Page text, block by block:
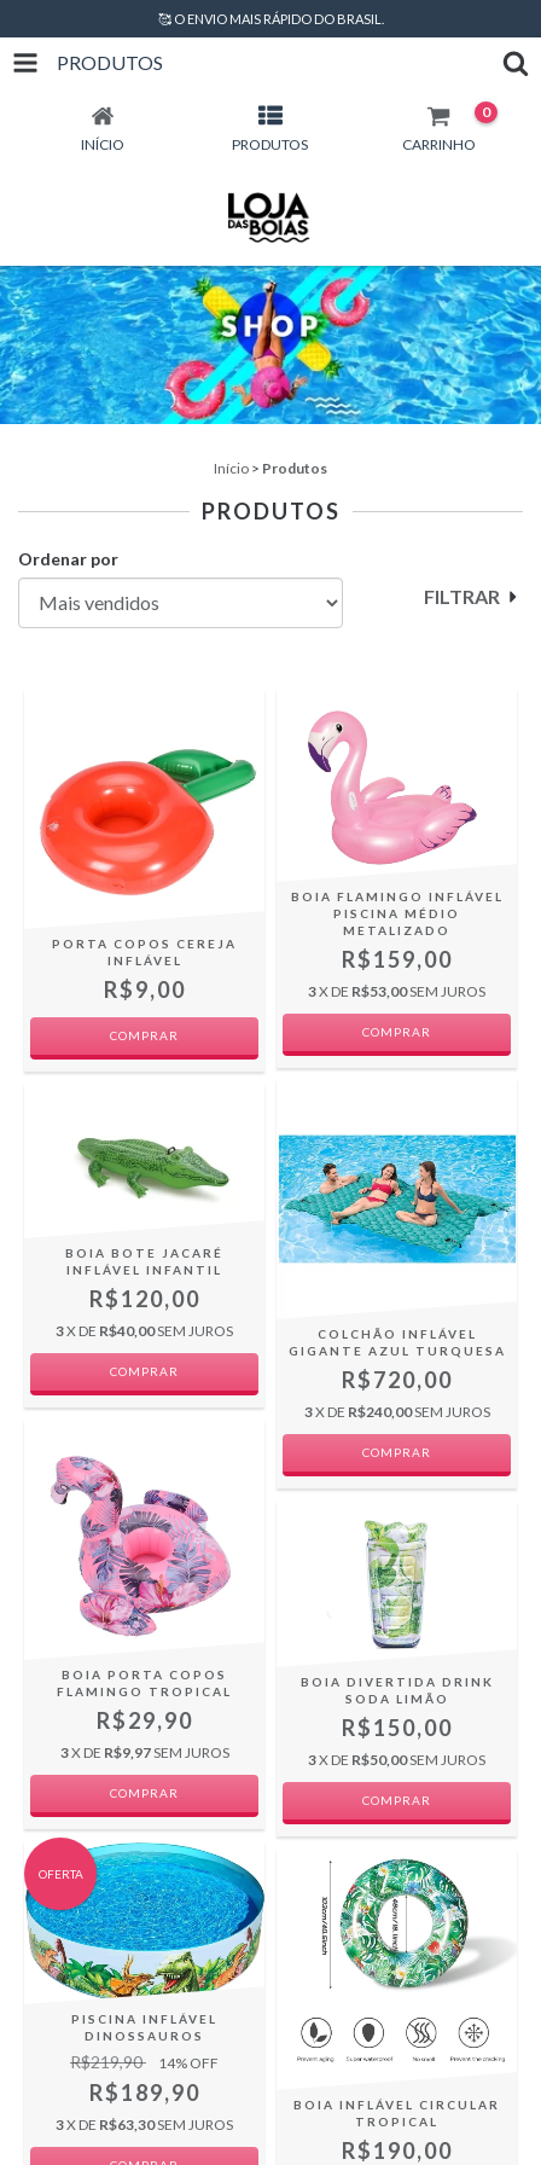
🥰 O ENVIO MAIS RÁPIDO DO BRASIL.
PRODUTOS
INÍCIO PRODUTOS CARRINHO
0
Início > Produtos
PRODUTOS
Ordenar por
FILTRAR
PORTA COPOS CEREJA
INFLÁVEL
R$9,00
BOIA FLAMINGO INFLÁVEL
PISCINA MÉDIO
METALIZADO
R$159,00
3X DE R$53,00SEM JUROS
BOIA BOTE JACARÉ
INFLÁVEL INFANTIL
R$120,00
3X DE R$40,00SEM JUROS
COLCHÃO INFLÁVEL
GIGANTE AZUL TURQUESA
R$720,00
3X DE R$240,00SEM JUROS
BOIA PORTA COPOS
FLAMINGO TROPICAL
R$29,90
3X DE R$9,97SEM JUROS
BOIA DIVERTIDA DRINK
SODA LIMÃO
R$150,00
3X DE R$50,00SEM JUROS
OFERTA
PISCINA INFLÁVEL
DINOSSAUROS
R$219,90 14% OFF
R$189,90
3X DE R$63,30SEM JUROS
BOIA INFLÁVEL CIRCULAR
TROPICAL
R$190,00